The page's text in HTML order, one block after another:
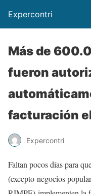
Expercontri
Más de
fueron
facturación
Expercontri
Faltan pocos días para
(excepto negocios